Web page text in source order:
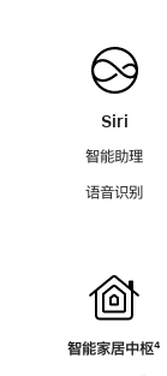
Siri
智能助理
语音识别
智能家居中枢脚
⁴